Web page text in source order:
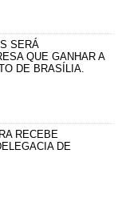
SERÁ
QUE GANHAR A
DE BRASÍLIA.
RECEBE
DE